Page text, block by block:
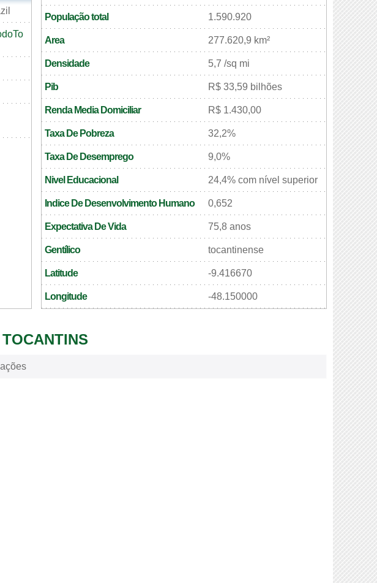
População total 1.590.920
Area 277.620,9 km²
Densidade 5,7 /sq mi
Pib R$ 33,59 bilhões
Renda Media Domiciliar R$ 1.430,00
Taxa De Pobreza 32,2%
Taxa De Desemprego 9,0%
Nivel Educacional 24,4% com nível superior
Indice De Desenvolvimento Humano 0,652
Expectativa De Vida 75,8 anos
Gentílico tocantinense
Latitude -9.416670
Longitude -48.150000